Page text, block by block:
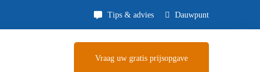
Tips & advies Dauwpunt
Vraag uw gratis prijsopgave